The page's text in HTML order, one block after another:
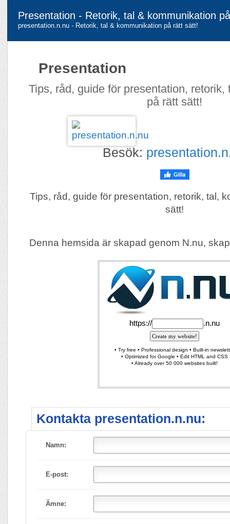
Presentation - Retorik, tal & kommunikation
presentation.n.nu - Retorik, tal & kommunikation på rätt sätt!
Presentation
Tips, råd, guide för presentation, retorik,
på rätt sätt!
Besök:
Tips, råd, guide för presentation, retorik, tal,
sätt!
Denna hemsida är skapad genom N.nu,
Kontakta presentation.n.nu:
Namn:
E-post:
Ämne: